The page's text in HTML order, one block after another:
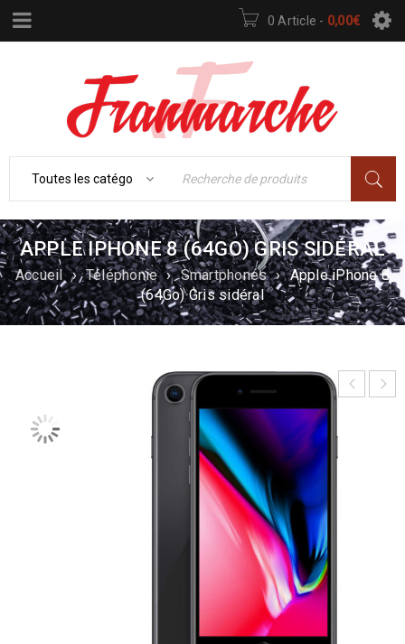
0 Article - 0,00€
APPLE IPHONE 8 (64GO) GRIS SIDÉRAL
Accueil › Téléphonie › Smartphones › Apple iPhone 8
(64Go) Gris sidéral